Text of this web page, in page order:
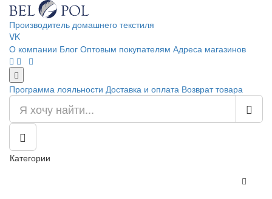
Производитель домашнего текстиля
VK
О компании Блог Оптовым покупателям Адреса магазинов
Программа лояльности Доставка и оплата Возврат товара
Категории